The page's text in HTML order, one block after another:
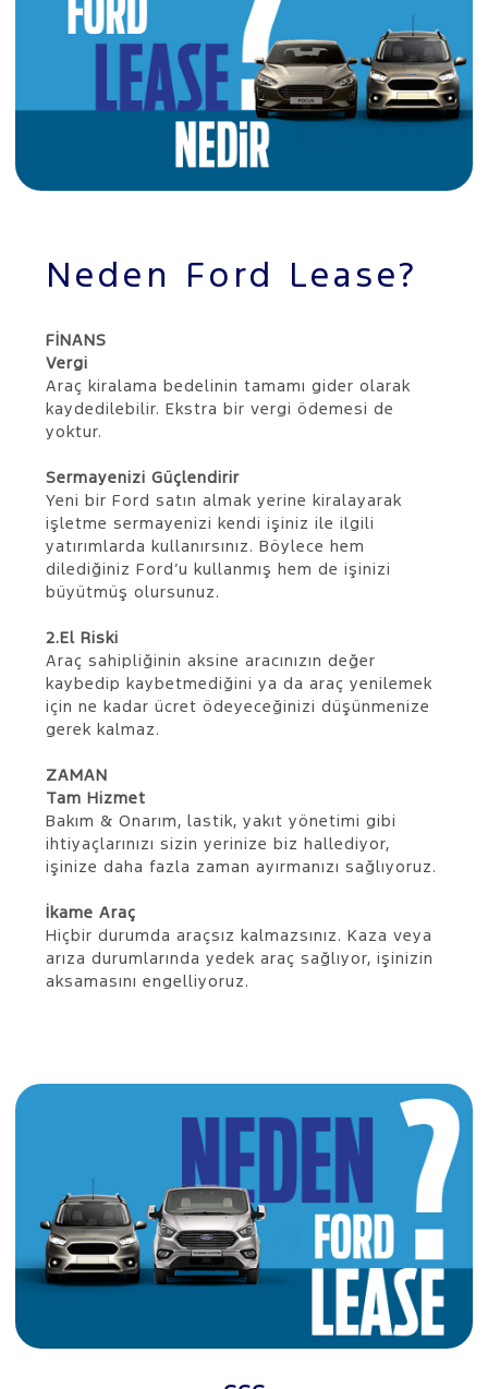
Neden Ford Lease?
FİNANS
Vergi
Araç kiralama bedelinin tamamı gider olarak
kaydedilebilir. Ekstra bir vergi ödemesi de
yoktur.
Sermayenizi Güçlendirir
Yeni bir Ford satın almak yerine kiralayarak
işletme sermayenizi kendi işiniz ile ilgili
yatırımlarda kullanırsınız. Böylece hem
dilediğiniz Ford’u kullanmış hem de işinizi
büyütmüş olursunuz.
2.El Riski
Araç sahipliğinin aksine aracınızın değer
kaybedip kaybetmediğini ya da araç yenilemek
için ne kadar ücret ödeyeceğinizi düşünmenize
gerek kalmaz.
​ZAMAN
Tam Hizmet
Bakım & Onarım, lastik, yakıt yönetimi gibi
ihtiyaçlarınızı sizin yerinize biz hallediyor,
işinize daha fazla zaman ayırmanızı sağlıyoruz.
İkame Araç
Hiçbir durumda araçsız kalmazsınız. Kaza veya
arıza durumlarında yedek araç sağlıyor, işinizin
aksamasını engelliyoruz.